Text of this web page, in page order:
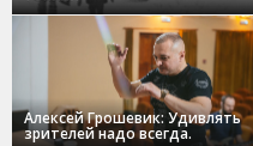
Алексей Грошевик: Удивлять
зрителей надо всегда.